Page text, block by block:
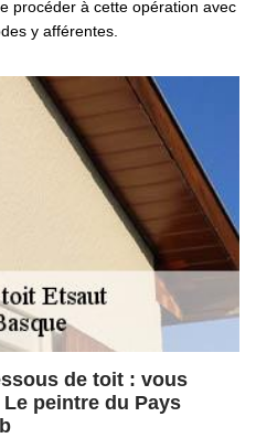
procéder à cette opération avec
y afférentes.
de toit : vous
peintre du Pays